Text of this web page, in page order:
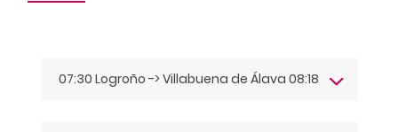
07:30 Logroño -> Villabuena de Álava 08:18